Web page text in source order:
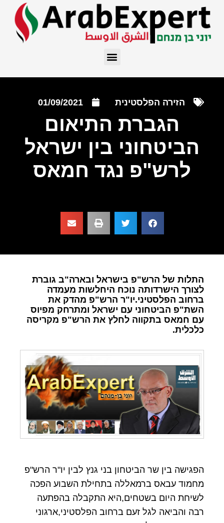
הזירה הפלסטינית 01/09/2021
הגברת התיאום
הביטחוני בין ישראל
לרש"פ נגד חמאס
התלות של הרש"פ בישראל ובארה"ב גוברת
לצורך הישרדותה נוכח היחלשות מעמדה
ברחוב הפלסטיני.יו"ר הרש"פ מהדק את
השת"פ הביטחוני עם ישראל ומתרחק מפיוס
עם חמאס בתקווה לחלץ את הרש"פ מקריסה
כלכלית.
הפגישה בין שר הביטחון בני גנץ לבין יו"ר הרש"פ
מחמוד עבאס ברמאללה בתחילת השבוע הפכה
לשיחת היום בשטחים,היא התקבלה בהפתעה
רבה והביאה לגל זעם ברחוב הפלסטיני,ארגוני